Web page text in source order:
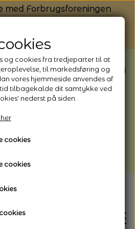
med Forbrugsforeningen
har ferielukket* fra
og sender hele
på, at der kan være lidt
og cookies fra tredjeparter til at
til markedsføring og
vores hjemmeside anvendes af
tilbagekalde dit samtykke ved
nederst på siden.
cookies
cookies